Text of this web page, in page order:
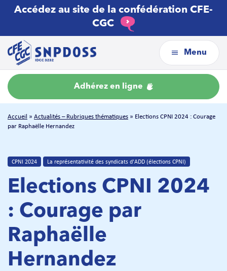
Accédez au site de la confédération CFE-
CGC
Menu
Adhérez en ligne
Accueil » Actualités – Rubriques thématiques » Elections CPNI 2024 : Courage
par Raphaëlle Hernandez
CPNI 2024 La représentativité des syndicats d'ADD (élections CPNI)
Elections CPNI 2024
: Courage par
Raphaëlle
Hernandez